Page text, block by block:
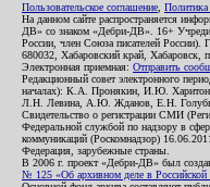
Пользовательское соглашение Политика
На данном сайте распространяется
ДВ» со знаком «Дебри-ДВ». 16+
России, член Союза писателей
680032, Хабаровский край, Хабаровск,
Электронная приемная: Отправить
Редакционный совет электронного
началах): К.А. Пронякин, И.Ю.
Л.Н. Левина, А.Ю. Жданов, Е.Н.
Свидетельство о регистрации СМИ
Федеральной службой по надзору в
коммуникаций (Роскомнадзор)
Федерация, зарубежные страны.
В 2006 г. проект «Дебри-ДВ» был
№ 125 «Об архивном деле в Российской